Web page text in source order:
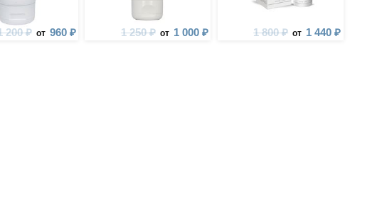
200 ₽ от 960 ₽ 1 250 ₽ от 1 000 ₽ 1 800 ₽ от 1 440 ₽